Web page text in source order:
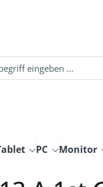
PC Monitor